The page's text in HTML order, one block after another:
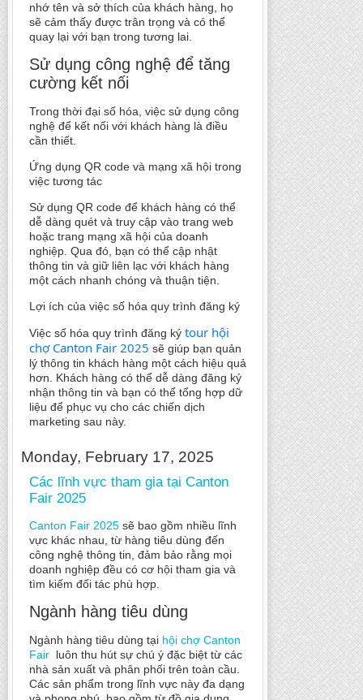
nhớ tên và sở thích của khách hàng, họ
sẽ cảm thấy được trân trọng và có thể
quay lại với bạn trong tương lai.
Sử dụng công nghệ để tăng
cường kết nối
Trong thời đại số hóa, việc sử dụng công
nghệ để kết nối với khách hàng là điều
cần thiết.
Ứng dụng QR code và mạng xã hội trong
việc tương tác
Sử dụng QR code để khách hàng có thể
dễ dàng quét và truy cập vào trang web
hoặc trang mạng xã hội của doanh
nghiệp. Qua đó, bạn có thể cập nhật
thông tin và giữ liên lạc với khách hàng
một cách nhanh chóng và thuận tiện.
Lợi ích của việc số hóa quy trình đăng ký
Việc số hóa quy trình đăng ký tour hội
chợ Canton Fair 2025 sẽ giúp bạn quản
lý thông tin khách hàng một cách hiệu quả
hơn. Khách hàng có thể dễ dàng đăng ký
nhận thông tin và bạn có thể tổng hợp dữ
liệu để phục vụ cho các chiến dịch
marketing sau này.
Monday, February 17, 2025
Các lĩnh vực tham gia tại Canton
Fair 2025
Canton Fair 2025 sẽ bao gồm nhiều lĩnh
vực khác nhau, từ hàng tiêu dùng đến
công nghệ thông tin, đảm bảo rằng mọi
doanh nghiệp đều có cơ hội tham gia và
tìm kiếm đối tác phù hợp.
Ngành hàng tiêu dùng
Ngành hàng tiêu dùng tại hội chợ Canton
Fair luôn thu hút sự chú ý đặc biệt từ các
nhà sản xuất và phân phối trên toàn cầu.
Các sản phẩm trong lĩnh vực này đa dạng